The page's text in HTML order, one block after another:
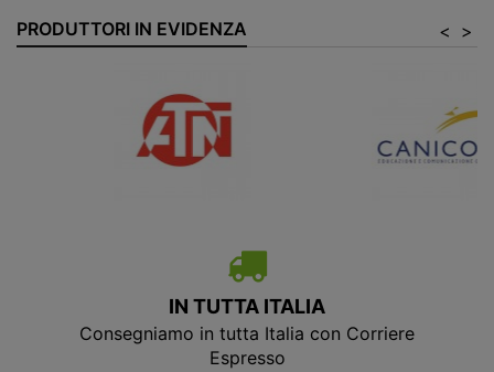
PRODUTTORI IN EVIDENZA >
<
IN TUTTA ITALIA
Consegniamo in tutta Italia con Corriere
Espresso